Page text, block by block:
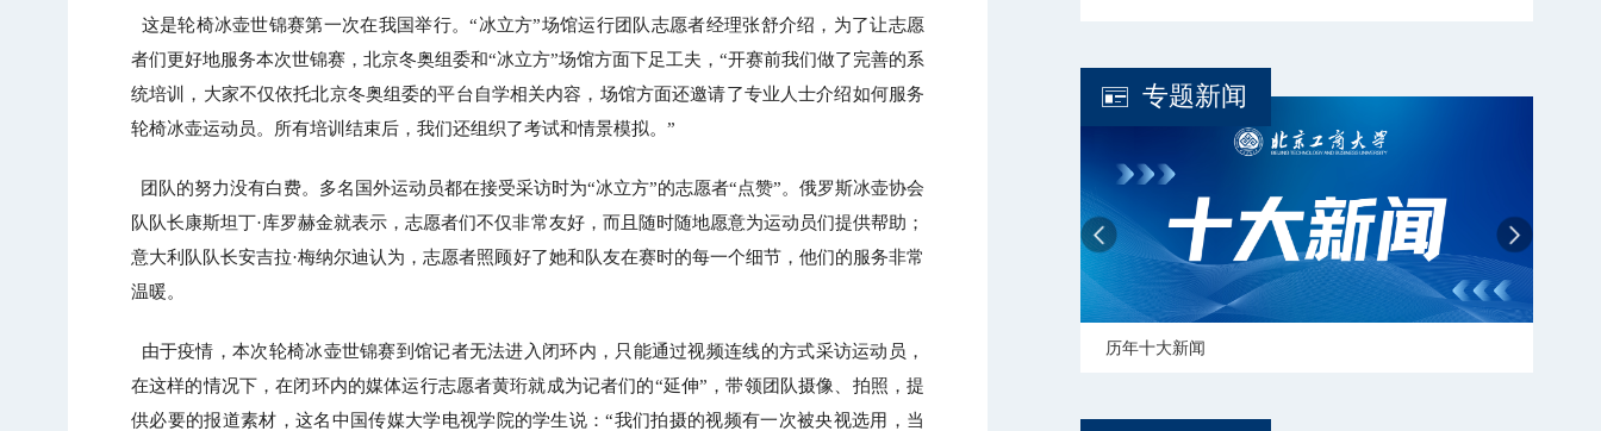
这是轮椅冰壶世锦赛第一次在我国举行。“冰立方”场馆运行团队志愿者经理张舒介绍，为了让志愿
者们更好地服务本次世锦赛，北京冬奥组委和“冰立方”场馆方面下足工夫，“开赛前我们做了完善的系
统培训，大家不仅依托北京冬奥组委的平台自学相关内容，场馆方面还邀请了专业人士介绍如何服务
轮椅冰壶运动员。所有培训结束后，我们还组织了考试和情景模拟。”
团队的努力没有白费。多名国外运动员都在接受采访时为“冰立方”的志愿者“点赞”。俄罗斯冰壶协会
队队长康斯坦丁·库罗赫金就表示，志愿者们不仅非常友好，而且随时随地愿意为运动员们提供帮助；
意大利队队长安吉拉·梅纳尔迪认为，志愿者照顾好了她和队友在赛时的每一个细节，他们的服务非常
温暖。
由于疫情，本次轮椅冰壶世锦赛到馆记者无法进入闭环内，只能通过视频连线的方式采访运动员，
在这样的情况下，在闭环内的媒体运行志愿者黄珩就成为记者们的“延伸”，带领团队摄像、拍照，提
供必要的报道素材，这名中国传媒大学电视学院的学生说：“我们拍摄的视频有一次被央视选用，当
专题新闻
【审核评估】新一轮本科教育教学审核评估工作 历年十大新闻 学校志愿服务冬奥会和冬残奥会专题